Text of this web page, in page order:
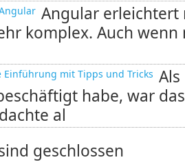
Angular erleichtert
komplex. Auch
Einführung mit Tipps und Tricks
habe, war
al
geschlossen